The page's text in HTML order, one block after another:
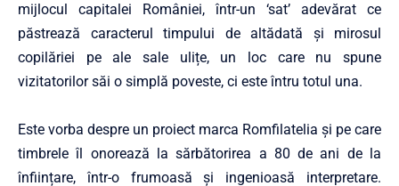
mijlocul capitalei României, într-un ‘sat’ adevărat ce
păstrează caracterul timpului de altădată și mirosul
copilăriei pe ale sale ulițe, un loc care nu spune
vizitatorilor săi o simplă poveste, ci este întru totul una.
Este vorba despre un proiect marca Romfilatelia și pe care
timbrele îl onorează la sărbătorirea a 80 de ani de la
înființare, într-o frumoasă și ingenioasă interpretare.